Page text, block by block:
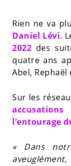
Rien ne va
Daniel Lévi.
2022 des
quatre ans
Abel,
Sur les
l’entourage
« Dans